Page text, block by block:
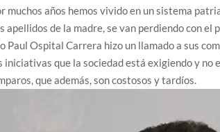
muchos años hemos vivido en un sistema
apellidos de la madre, se van perdiendo con el
Paul Ospital Carrera hizo un llamado a sus
iniciativas que la sociedad está exigiendo y no
que además, son costosos y tardíos.